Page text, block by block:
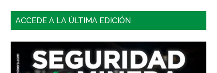
Barra
principal
ACCEDE A LA ÚLTIMA EDICIÓN